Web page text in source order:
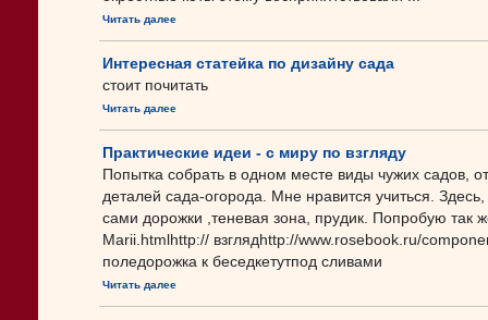
Читать далее
Интересная статейка по дизайну сада
стоит почитать
Читать далее
Практические идеи - с миру по взгляду
Попытка собрать в одном месте виды чужих садов,
деталей сада-огорода. Мне нравится учиться.
сами дорожки ,теневая зона, прудик. Попробую так
Marii.htmlhttp:// взглядhttp://www.rosebook.ru/
поледорожка к беседкетутпод сливами
Читать далее